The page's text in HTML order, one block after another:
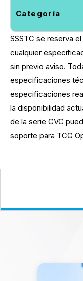
Categoría
SSSTC se reserva
cualquier
sin previo aviso.
especificaciones
especificaciones
la disponibilidad
de la serie CVC
soporte para TCG